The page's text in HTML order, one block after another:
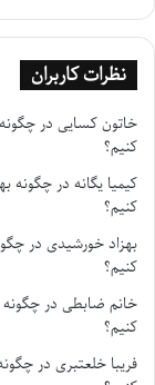
نظرات کاربران
خاتون کسایی در
کنیم؟
کیمیا یگانه در
کنیم؟
بهزاد خورشیدی در
کنیم؟
خانم ضابطی در
کنیم؟
فریبا خلعتبری در